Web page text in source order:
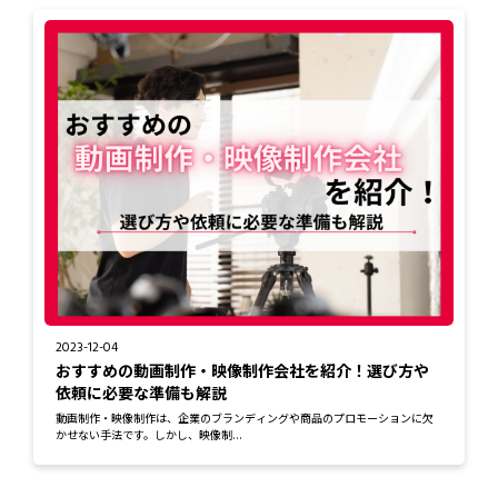
2023-12-04
おすすめの動画制作・映像制作会社を紹介！選び方や
依頼に必要な準備も解説
動画制作・映像制作は、企業のブランディングや商品のプロモーションに欠
かせない手法です。しかし、映像制...